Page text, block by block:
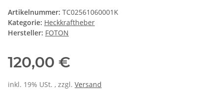
Artikelnummer: TC02561060001K
Kategorie: Heckkraftheber
Hersteller: FOTON
120,00 €
inkl. 19% USt. , zzgl. Versand